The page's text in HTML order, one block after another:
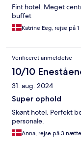
Fint hotel. Meget
buffet
Katrine Eeg, rejse på 1
Verificeret anmeldelse
10/10
31. aug. 2024
Super ophold
Skønt hotel. Perfekt
personale.
Anna, rejse på 3